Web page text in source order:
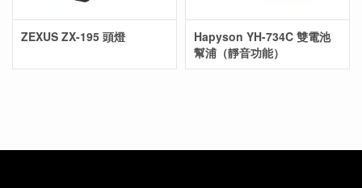
ZEXUS ZX-195 頭燈
Hapyson YH-734C 雙電池
幫浦（靜音功能）